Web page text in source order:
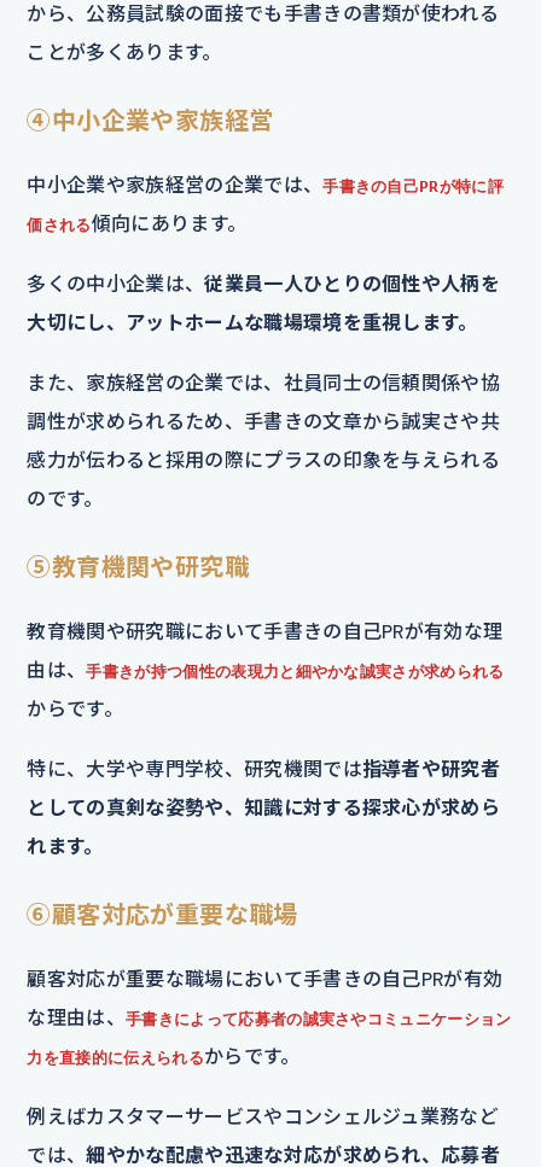
から、公務員試験の面接でも手書きの書類が使われる
ことが多くあります。
④中小企業や家族経営
中小企業や家族経営の企業では、手書きの自己PRが特に評
価される傾向にあります。
多くの中小企業は、従業員一人ひとりの個性や人柄を
大切にし、アットホームな職場環境を重視します。
また、家族経営の企業では、社員同士の信頼関係や協
調性が求められるため、手書きの文章から誠実さや共
感力が伝わると採用の際にプラスの印象を与えられる
のです。
⑤教育機関や研究職
教育機関や研究職において手書きの自己PRが有効な理
由は、手書きが持つ個性の表現力と細やかな誠実さが求められる
からです。
特に、大学や専門学校、研究機関では指導者や研究者
としての真剣な姿勢や、知識に対する探求心が求めら
れます。
⑥顧客対応が重要な職場
顧客対応が重要な職場において手書きの自己PRが有効
な理由は、
手書きによって応募者の誠実さやコミュニケーション
力を直接的に伝えられるからです。
例えばカスタマーサービスやコンシェルジュ業務など
では、細やかな配慮や迅速な対応が求められ、応募者